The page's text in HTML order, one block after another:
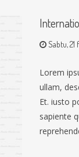
Sabtu, 21
Lorem
ullam,
Et. iusto
sapiente